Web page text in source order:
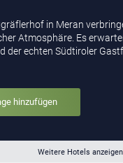
in Meran
Atmosphäre. Es
der echten Südtiroler
hinzufügen
Weitere Hotels anzeigen